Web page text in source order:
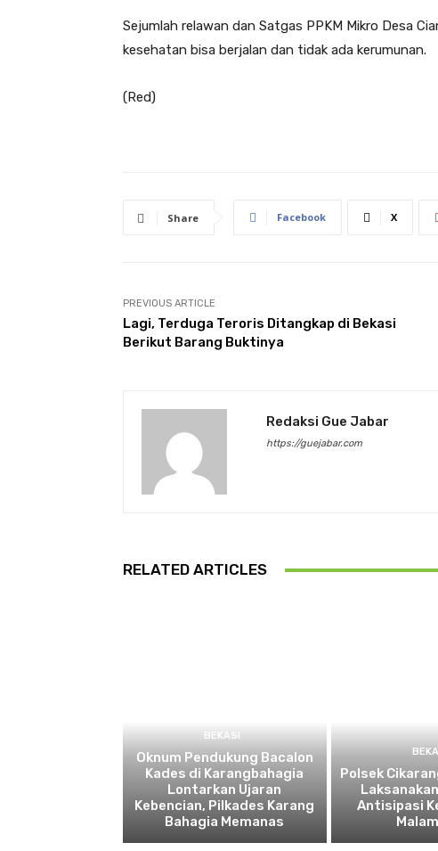
Sejumlah relawan dan Satgas PPKM Mikro Desa
kesehatan bisa berjalan dan tidak ada kerumunan.
(Red)
Share Facebook X
PREVIOUS ARTICLE
Lagi, Terduga Teroris Ditangkap di Bekasi
Berikut Barang Buktinya
Redaksi Gue Jabar
https://guejabar.com
RELATED ARTICLES
BEKASI
Oknum Pendukung Bacalon
Kades di Karangbahagia
Lontarkan Ujaran
Kebencian, Pilkades Karang
Bahagia Memanas
Polsek
Antisipasi